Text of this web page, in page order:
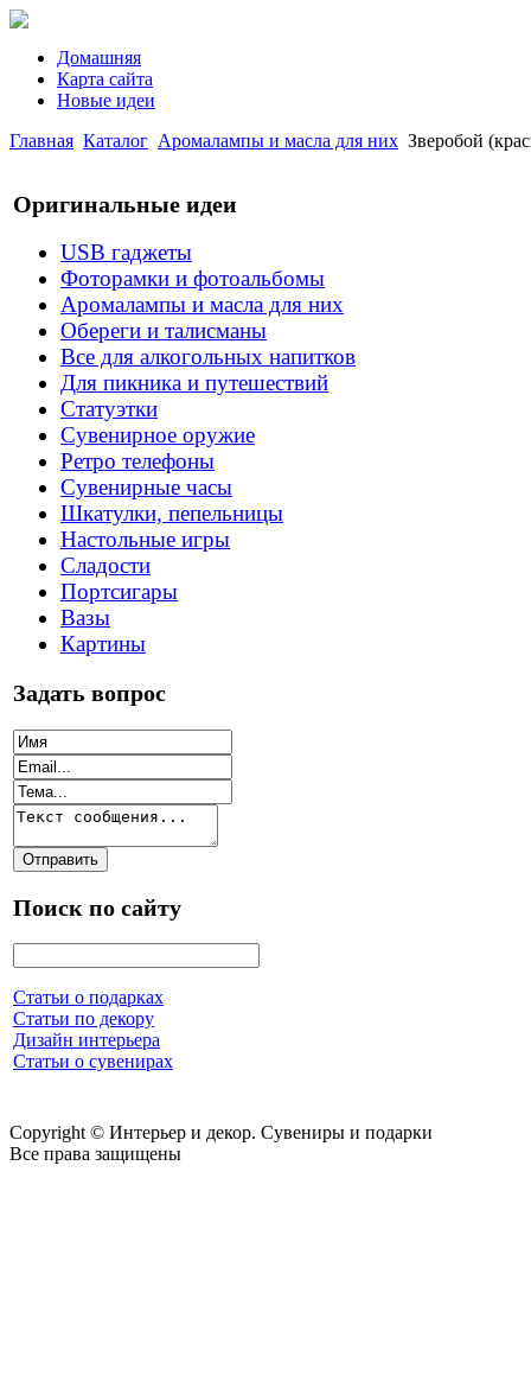
Домашняя
Карта сайта
Новые идеи
Главная Каталог Аромалампы и масла для них Зверобой
Оригинальные идеи
USB гаджеты
Фоторамки и фотоальбомы
Аромалампы и масла для них
Обереги и талисманы
Все для алкогольных напитков
Для пикника и путешествий
Статуэтки
Сувенирное оружие
Ретро телефоны
Сувенирные часы
Шкатулки, пепельницы
Настольные игры
Сладости
Портсигары
Вазы
Картины
Задать вопрос
Поиск по сайту
Статьи о подарках
Статьи по декору
Дизайн интерьера
Статьи о сувенирах
Copyright © Интерьер и декор. Сувениры и подарки
Все права защищены